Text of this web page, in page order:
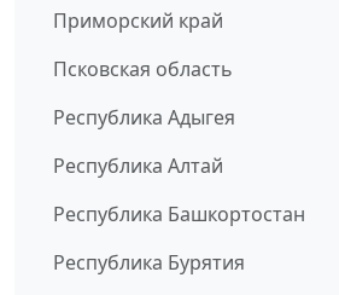
Приморский край
Псковская область
Республика Адыгея
Республика Алтай
Республика Башкортостан
Республика Бурятия